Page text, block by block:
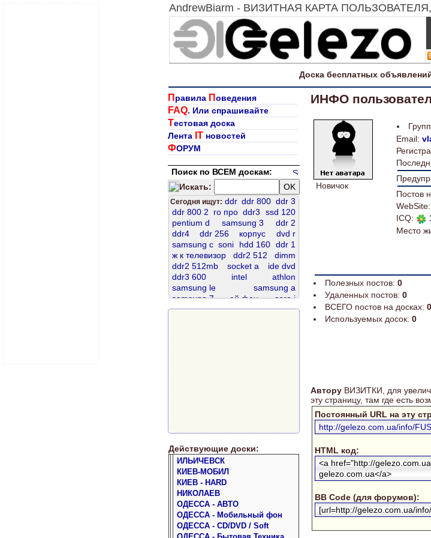
AndrewBiarm - ВИЗИТНАЯ КАРТА ПОЛЬЗОВАТЕЛЯ,
Доска бесплатных
П равила Поведения
FAQ. Или спрашивайте
Тестовая доска
Лента ITновостей
ФОРУМ
Поиск по ВСЕМ доскам:
Искать:
Сегодня ищут: ddr ddr 800 ddr 3
ddr 800 2
го про ddr3
ssd 120
pentium d
samsung 3
ddr 2
ddr4
ddr 256 корпус
dvd r
samsung c soni hdd 160 ddr 1
ж к телевизор
ddr2 512
dimm
ddr2 512mb
socket а
ide dvd
ddr3 600
intel
athlon
samsung le
samsung a
samsung 7
ай фон
core i
samsung 5
ssd 256
ddr2 667
Действующие доски:
ИЛЬИЧЕВСК
КИЕВ-МОБИЛ
КИЕВ - HARD
НИКОЛАЕВ
ОДЕССА - АВТО
ОДЕССА - Мобильный фон
ОДЕССА - CD/DVD / Soft
ИНФО
Новичок
Email:
Постов
WebSite:
ICQ:
Место
Полезных постов: 0
Удаленных постов: 0
ВСЕГО постов на досках: 0
Используемых досок: 0
АвторуВИЗИТКИ, для
эту страницу, там где есть
Постоянный URL на эту
http://gelezo.com.ua/info/
HTML код:
<a href="http://
gelezo.com.ua</a>
BB Code (для форумов):
[url=http://gelezo.com.ua/